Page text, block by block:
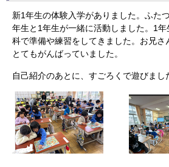
新1年生の体験入学がありました。ふた
年生と1年生が一緒に活動しました。1
科で準備や練習をしてきました。お兄さ
とてもがんばっていました。
自己紹介のあとに、すごろくで遊びまし